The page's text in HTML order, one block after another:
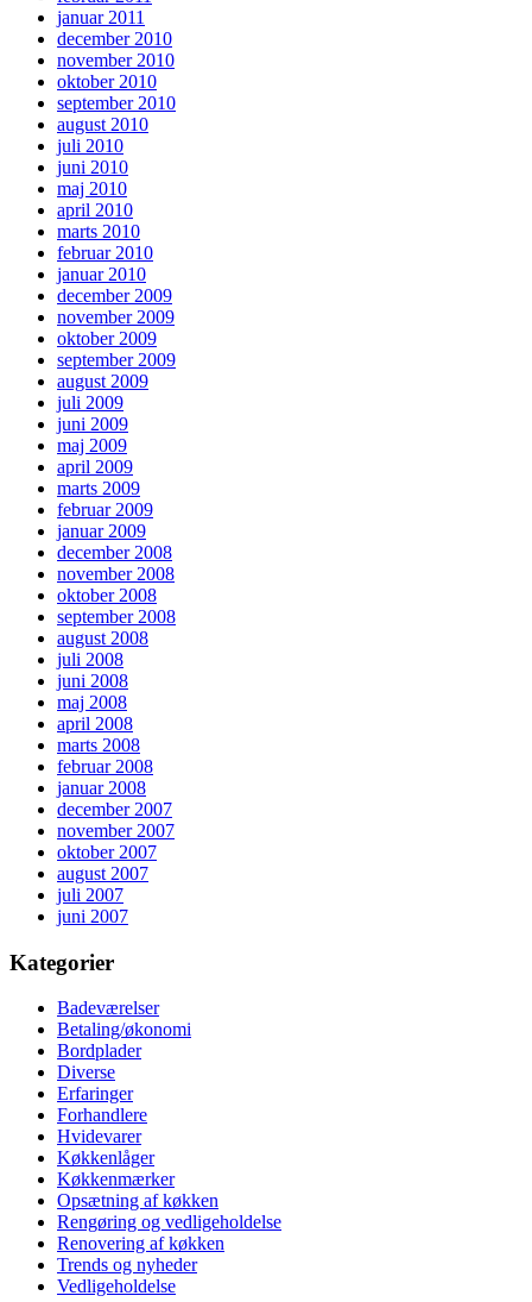
januar 2011
december 2010
november 2010
oktober 2010
september 2010
august 2010
juli 2010
juni 2010
maj 2010
april 2010
marts 2010
februar 2010
januar 2010
december 2009
november 2009
oktober 2009
september 2009
august 2009
juli 2009
juni 2009
maj 2009
april 2009
marts 2009
februar 2009
januar 2009
december 2008
november 2008
oktober 2008
september 2008
august 2008
juli 2008
juni 2008
maj 2008
april 2008
marts 2008
februar 2008
januar 2008
december 2007
november 2007
oktober 2007
august 2007
juli 2007
juni 2007
Kategorier
Badeværelser
Betaling/økonomi
Bordplader
Diverse
Erfaringer
Forhandlere
Hvidevarer
Køkkenlåger
Køkkenmærker
Opsætning af køkken
Rengøring og vedligeholdelse
Renovering af køkken
Trends og nyheder
Vedligeholdelse